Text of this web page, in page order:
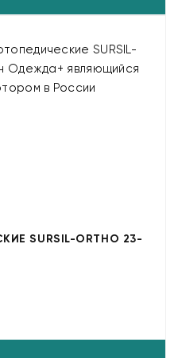
SURSIL-ORTHO 23-